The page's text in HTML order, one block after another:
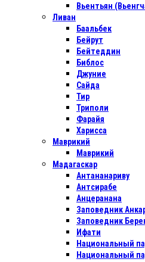
Вьентьян
Ливан
Баальбек
Бейрут
Бейтеддин
Библос
Джуние
Сайда
Тир
Триполи
Фарайя
Харисса
Маврикий
Маврикий
Мадагаскар
Антананариву
Антсирабе
Анцеранана
Заповедник
Заповедник
Ифати
Национальный
Национальный